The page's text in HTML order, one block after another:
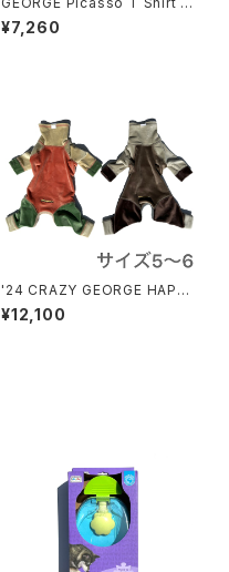
utlast ジョージ ピカソ Tシャ
ツ アウトラスト
¥7,260
'24 CRAZY GEORGE HAPPY
TWICE 4leg サイズ5〜6 ジョ
ージ クレイジー ハッピー トワ
¥12,100